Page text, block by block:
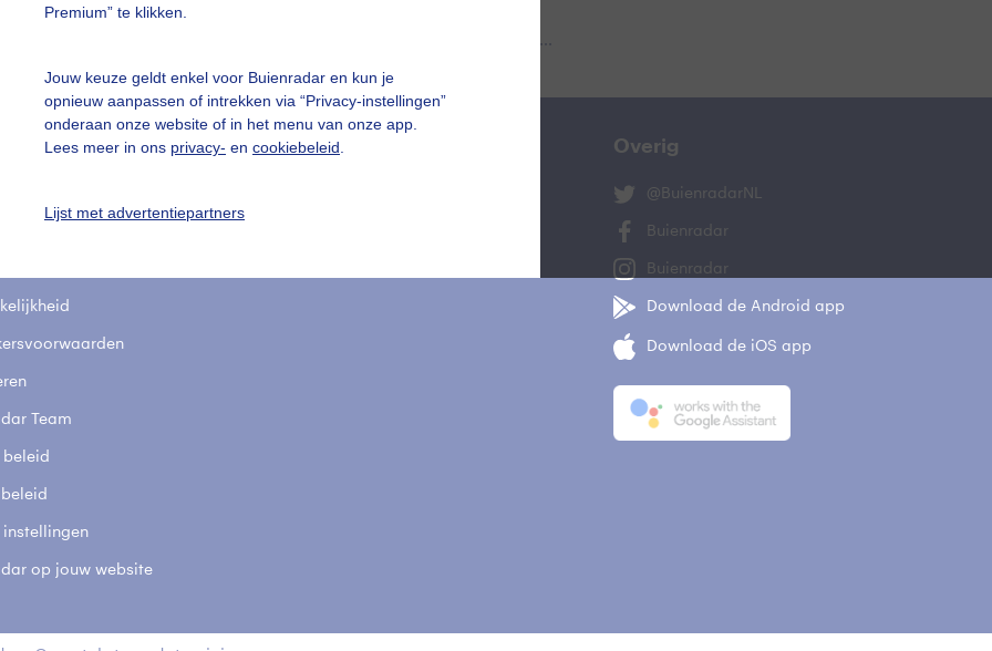
Premium” te klikken.
Jouw keuze geldt enkel voor Buienradar en kun je
opnieuw aanpassen of intrekken via “Privacy-instellingen”
onderaan onze website of in het menu van onze app.
Lees meer in ons privacy- en cookiebeleid
Lijst met advertentiepartners
vragen
Team
beleid
instellingen
op jouw website
Mijn weer Overig
@BuienradarNL
Buienradar
Buienradar
Download de Android app
Download de iOS app